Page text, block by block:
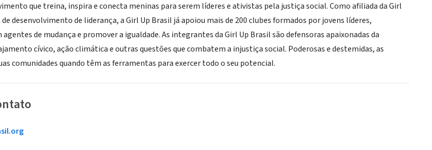
que treina, inspira e conecta meninas para serem líderes e ativistas pela justiça social. Como afiliada da Girl
desenvolvimento de liderança, a Girl Up Brasil já apoiou mais de 200 clubes formados por jovens líderes,
de mudança e promover a igualdade. As integrantes da Girl Up Brasil são defensoras apaixonadas da
cívico, ação climática e outras questões que combatem a injustiça social. Poderosas e destemidas, as
comunidades quando têm as ferramentas para exercer todo o seu potencial.